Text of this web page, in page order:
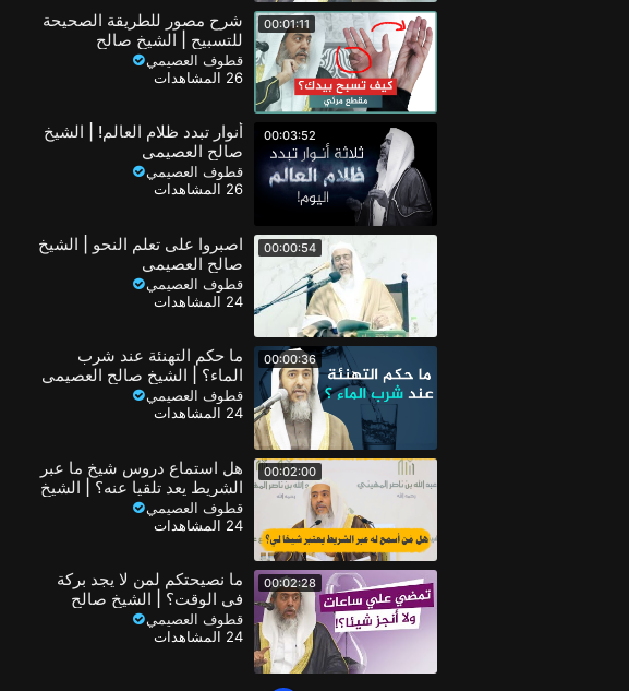
00:01:11
شرح مصور للطريقة الصحيحة
للتسبيح | الشيخ صالح
العصيمي
قطوف العصيمي
26 المشاهدات
00:03:52
أنوار تبدد ظلام العالم! | الشيخ
صالح العصيمي
قطوف العصيمي
26 المشاهدات
00:00:54
اصبروا على تعلم النحو | الشيخ
صالح العصيمي
قطوف العصيمي
24 المشاهدات
00:00:36
ما حكم التهنئة عند شرب
الماء؟ | الشيخ صالح العصيمي
قطوف العصيمي
24 المشاهدات
00:02:00
هل استماع دروس شيخ ما عبر
الشريط يعد تلقيا عنه؟ | الشيخ
صالح العصيمي
قطوف العصيمي
24 المشاهدات
00:02:28
ما نصيحتكم لمن لا يجد بركة
في الوقت؟ | الشيخ صالح
العصيمي
قطوف العصيمي
24 المشاهدات